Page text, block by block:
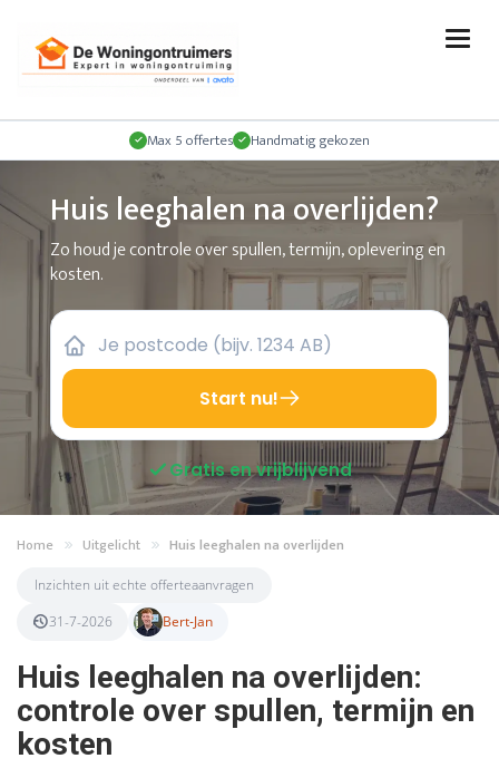
Max 5 offertes Handmatig gekozen
Huis leeghalen na overlijden?
Zo houd je controle over spullen, termijn, oplevering en
kosten.
Start nu!
Gratis en vrijblijvend
Home Uitgelicht Huis leeghalen na overlijden
Inzichten uit echte offerteaanvragen
31-7-2026
Bert-Jan
Huis leeghalen na overlijden:
controle over spullen, termijn en
kosten